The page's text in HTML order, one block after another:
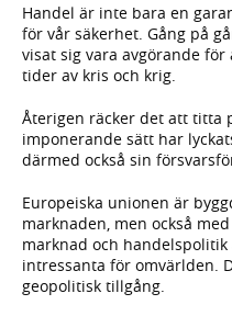
Handel är inte bara en
för vår säkerhet. Gång på
visat sig vara avgörande
tider av kris och krig.
Återigen räcker det att titta
imponerande sätt har
därmed också sin
Europeiska unionen är
marknaden, men också
marknad och handelspolitik
intressanta för omvärlden.
geopolitisk tillgång.